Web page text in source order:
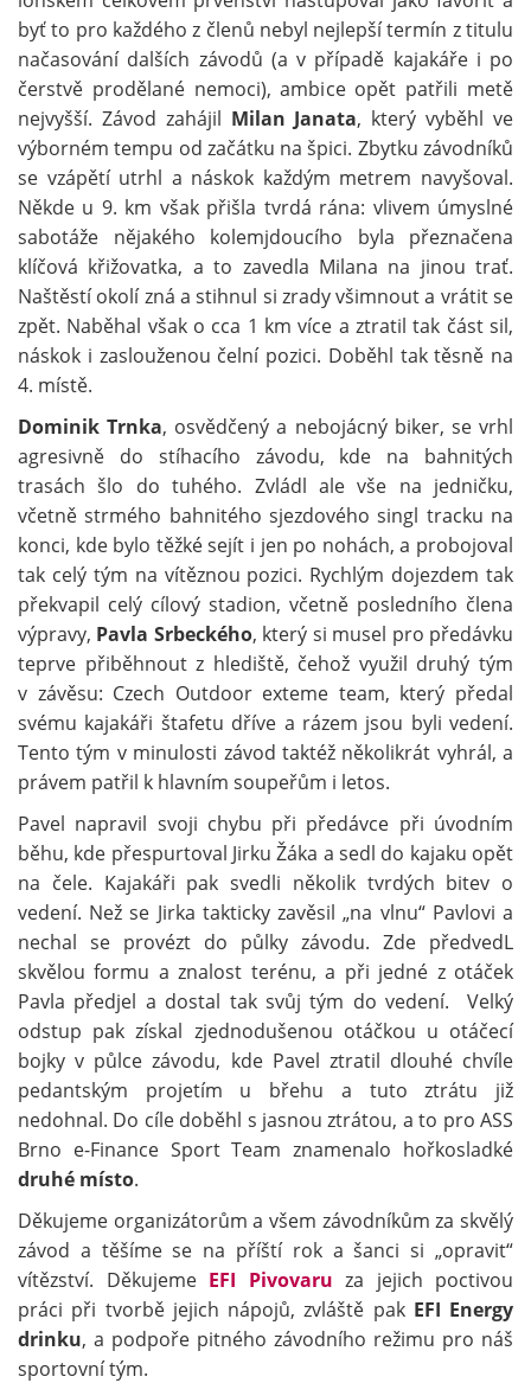
byť to pro každého z členů nebyl nejlepší termín z titulu
načasování dalších závodů (a v případě kajakáře i po
čerstvě prodělané nemoci), ambice opět patřili metě
nejvyšší. Závod zahájil Milan Janata, který vyběhl ve
výborném tempu od začátku na špici. Zbytku závodníků
se vzápětí utrhl a náskok každým metrem navyšoval.
Někde u 9. km však přišla tvrdá rána: vlivem úmyslné
sabotáže nějakého kolemjdoucího byla přeznačena
klíčová křižovatka, a to zavedla Milana na jinou trať.
Naštěstí okolí zná a stihnul si zrady všimnout a vrátit se
zpět. Naběhal však o cca 1 km více a ztratil tak část sil,
náskok i zaslouženou čelní pozici. Doběhl tak těsně na
4. místě.
Dominik Trnka, osvědčený a nebojácný biker, se vrhl
agresivně do stíhacího závodu, kde na bahnitých
trasách šlo do tuhého. Zvládl ale vše na jedničku,
včetně strmého bahnitého sjezdového singl tracku na
konci, kde bylo těžké sejít i jen po nohách, a probojoval
tak celý tým na vítěznou pozici. Rychlým dojezdem tak
překvapil celý cílový stadion, včetně posledního člena
výpravy, Pavla Srbeckého, který si musel pro předávku
teprve přiběhnout z hlediště, čehož využil druhý tým
v závěsu: Czech Outdoor exteme team, který předal
svému kajakáři štafetu dříve a rázem jsou byli vedení.
Tento tým v minulosti závod taktéž několikrát vyhrál, a
právem patřil k hlavním soupeřům i letos.
Pavel napravil svoji chybu při předávce při úvodním
běhu, kde přespurtoval Jirku Žáka a sedl do kajaku opět
na čele. Kajakáři pak svedli několik tvrdých bitev o
vedení. Než se Jirka takticky zavěsil „na vlnu“ Pavlovi a
nechal se provézt do půlky závodu. Zde předvedL
skvělou formu a znalost terénu, a při jedné z otáček
Pavla předjel a dostal tak svůj tým do vedení. Velký
odstup pak získal zjednodušenou otáčkou u otáčecí
bojky v půlce závodu, kde Pavel ztratil dlouhé chvíle
pedantským projetím u břehu a tuto ztrátu již
nedohnal. Do cíle doběhl s jasnou ztrátou, a to pro ASS
Brno e-Finance Sport Team znamenalo hořkosladké
druhé místo.
Děkujeme organizátorům a všem závodníkům za skvělý
závod a těšíme se na příští rok a šanci si „opravit“
vítězství. Děkujeme EFI Pivovaru za jejich poctivou
práci při tvorbě jejich nápojů, zvláště pak EFI Energy
drinku, a podpoře pitného závodního režimu pro náš
sportovní tým.